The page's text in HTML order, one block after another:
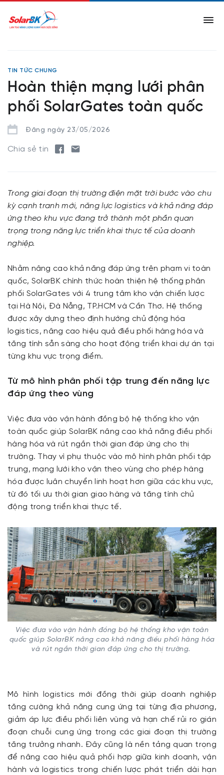
TIN TỨC CHUNG
Hoàn thiện mạng lưới phân
phối SolarGates toàn quốc
Đăng ngày 23/05/2026
Chia sẻ tin
Trong giai đoạn thị trường điện mặt trời bước vào chu
kỳ cạnh tranh mới, năng lực logistics và khả năng đáp
ứng theo khu vực đang trở thành một phần quan
trọng trong năng lực triển khai thực tế của doanh
nghiệp.
Nhằm nâng cao khả năng đáp ứng trên phạm vi toàn
quốc, SolarBK chính thức hoàn thiện hệ thống phân
phối SolarGates với 4 trung tâm kho vận chiến lược
tại Hà Nội, Đà Nẵng, TP.HCM và Cần Thơ. Hệ thống
được xây dựng theo định hướng chủ động hóa
logistics, nâng cao hiệu quả điều phối hàng hóa và
tăng tính sẵn sàng cho hoạt động triển khai dự án tại
từng khu vực trọng điểm.
Từ mô hình phân phối tập trung đến năng lực
đáp ứng theo vùng
Việc đưa vào vận hành đồng bộ hệ thống kho vận
toàn quốc giúp SolarBK nâng cao khả năng điều phối
hàng hóa và rút ngắn thời gian đáp ứng cho thị
trường. Thay vì phụ thuộc vào mô hình phân phối tập
trung, mạng lưới kho vận theo vùng cho phép hàng
hóa được luân chuyển linh hoạt hơn giữa các khu vực,
từ đó tối ưu thời gian giao hàng và tăng tính chủ
động trong triển khai thực tế.
Việc đưa vào vận hành đồng bộ hệ thống kho vận toàn
quốc giúp SolarBK nâng cao khả năng điều phối hàng hóa
và rút ngắn thời gian đáp ứng cho thị trường.
Mô hình logistics mới đồng thời giúp doanh nghiệp
tăng cường khả năng cung ứng tại từng địa phương,
giảm áp lực điều phối liên vùng và hạn chế rủi ro gián
đoạn chuỗi cung ứng trong các giai đoạn thị trường
tăng trưởng nhanh. Đây cũng là nền tảng quan trọng
để nâng cao hiệu quả phối hợp giữa kinh doanh, vận
hành và logistics trong chiến lược phát triển dài hạn